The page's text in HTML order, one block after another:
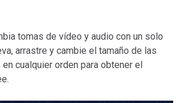
tomas de vídeo y audio con un solo
arrastre y cambie el tamaño de las
cualquier orden para obtener el